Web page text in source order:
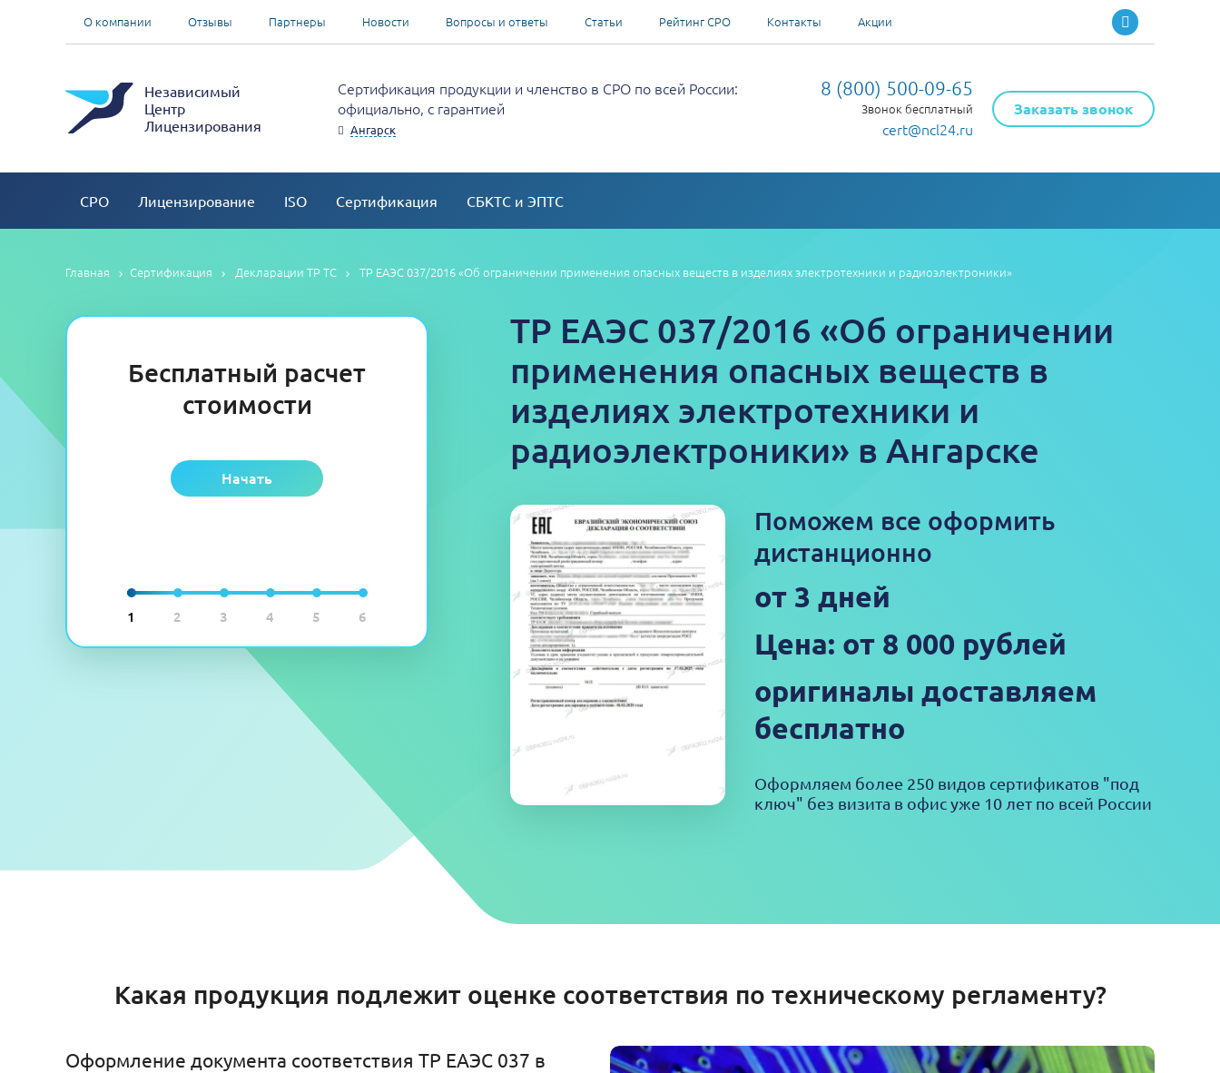
О компании Отзывы Партнеры Новости Вопросы и ответы Статьи Рейтинг СРО Контакты Акции
Независимый
Центр
Лицензирования
Сертификация продукции и членство в СРО по всей России:
официально, с гарантией
Ангарск
8 (800) 500-09-65
Звонок бесплатный
cert@ncl24.ru
Заказать звонок
СРО Лицензирование ISO Сертификация СБКТС и ЭПТС
Главная Сертификация Декларации ТР ТС ТР ЕАЭС 037/2016 «Об ограничении применения опасных веществ в изделиях электротехники и радиоэлектроники»
1 2 3 4 5 6
Бесплатный расчет
стоимости
Начать
ТР ЕАЭС 037/2016 «Об ограничении
применения опасных веществ в
изделиях электротехники и
радиоэлектроники» в Ангарске
Поможем все оформить
дистанционно
от 3 дней
Цена: от 8 000 рублей
оригиналы доставляем
бесплатно
Оформляем более 250 видов сертификатов "под
ключ" без визита в офис уже 10 лет по всей России
Какая продукция подлежит оценке соответствия по техническому регламенту?
Оформление документа соответствия ТР ЕАЭС 037 в